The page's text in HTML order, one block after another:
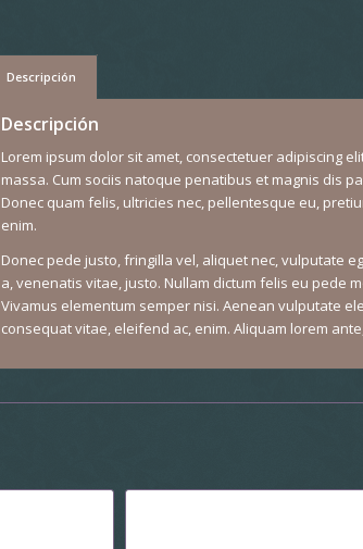
Descripción
Descripción
Lorem ipsum dolor sit amet, consectetuer adipiscing
massa. Cum sociis natoque penatibus et magnis dis
Donec quam felis, ultricies nec, pellentesque eu,
enim.
Donec pede justo, fringilla vel, aliquet nec, vulputate
a, venenatis vitae, justo. Nullam dictum felis eu pede
Vivamus elementum semper nisi. Aenean vulputate
consequat vitae, eleifend ac, enim. Aliquam lorem